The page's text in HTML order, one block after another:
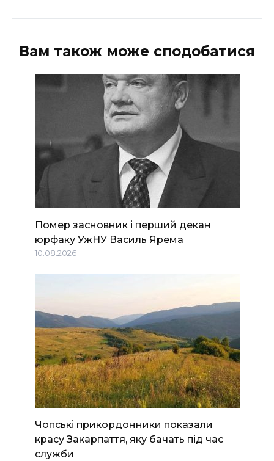
Вам також може сподобатися
Помер засновник і перший декан
юрфаку УжНУ Василь Ярема
10.08.2026
Чопські прикордонники показали
красу Закарпаття, яку бачать під час
служби